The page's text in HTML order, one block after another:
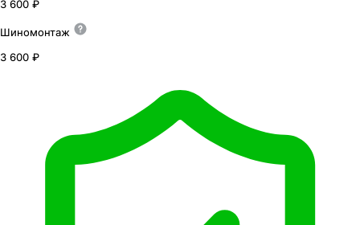
3 600 ₽
Шиномонтаж
3 600 ₽